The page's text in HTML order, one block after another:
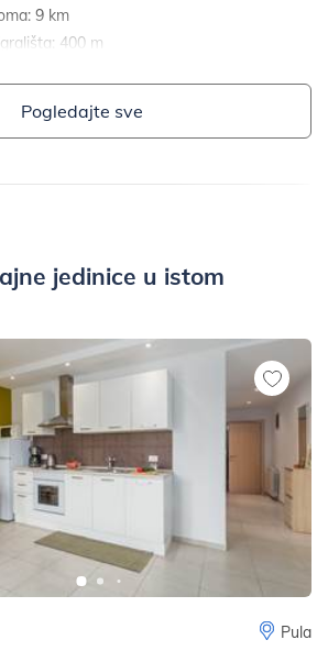
9 km
400 m
m
500 m
djecu i neplivače: 150 m
2 km
300 m
i bučne ceste (glavna prometnica,
kolodvora: 4 km
Pogledajte sve
jedinice u istom
Pula